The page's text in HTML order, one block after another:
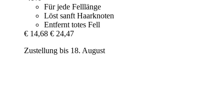
Für jede Felllänge
Löst sanft Haarknoten
Entfernt totes Fell
€ 14,68 € 24,47
Zustellung bis 18. August